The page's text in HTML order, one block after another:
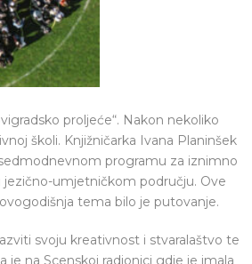
proljeće“. Nakon nekoliko
školi. Knjižničarka Ivana Planinšek
programu za iznimno
umjetničkom području. Ove
tema bilo je putovanje.
svoju kreativnost i stvaralaštvo te
je na Scenskoj radionici gdje je imala